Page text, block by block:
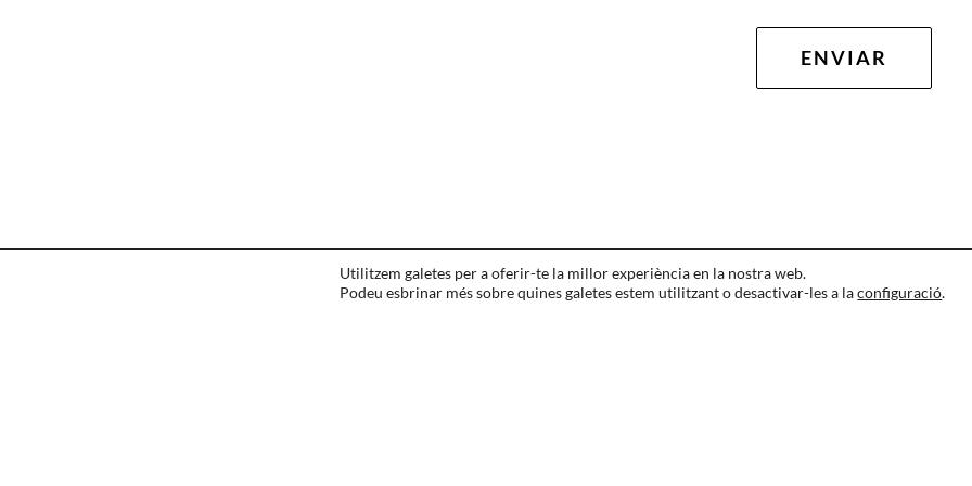
CONTACTAR·IDIOMA·AGRAÏMENTS
Utilitzem galetes per a oferir-te la millor experiència en la nostra web.
Podeu esbrinar més sobre quines galetes estem utilitzant o desactivar-les a laconfiguració.